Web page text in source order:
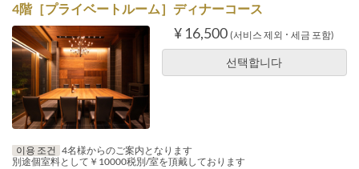
4階［プライベートルーム］ディナーコース
¥ 16,500 (서비스 제외 ･ 세금 포함)
선택합니다
이용 조건 4名様からのご案内となります
別途個室料として￥10000税別/室を頂戴しております